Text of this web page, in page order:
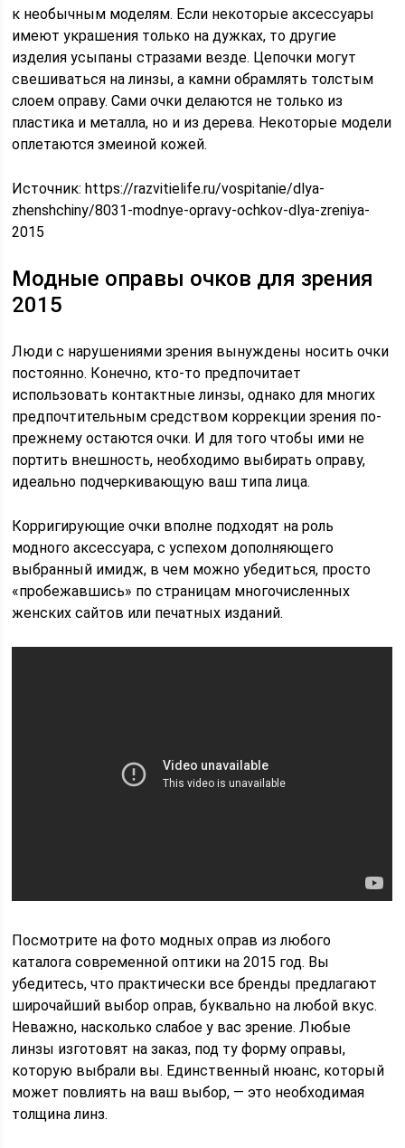
к необычным моделям. Если некоторые аксессуары
имеют украшения только на дужках, то другие
изделия усыпаны стразами везде. Цепочки могут
свешиваться на линзы, а камни обрамлять толстым
слоем оправу. Сами очки делаются не только из
пластика и металла, но и из дерева. Некоторые модели
оплетаются змеиной кожей.
Источник:https://razvitielife.ru/vospitanie/dlya-
zhenshchiny/8031-modnye-opravy-ochkov-dlya-zreniya-
2015
Модные оправы очков для зрения
2015
Люди с нарушениями зрения вынуждены носить очки
постоянно. Конечно, кто-то предпочитает
использовать контактные линзы, однако для многих
предпочтительным средством коррекции зрения по-
прежнему остаются очки. И для того чтобы ими не
портить внешность, необходимо выбирать оправу,
идеально подчеркивающую ваш типа лица.
Корригирующие очки вполне подходят на роль
модного аксессуара, с успехом дополняющего
выбранный имидж, в чем можно убедиться, просто
«пробежавшись» по страницам многочисленных
женских сайтов или печатных изданий.
Посмотрите на фото модных оправ из любого
каталога современной оптики на 2015 год. Вы
убедитесь, что практически все бренды предлагают
широчайший выбор оправ, буквально на любой вкус.
Неважно, насколько слабое у вас зрение. Любые
линзы изготовят на заказ, под ту форму оправы,
которую выбрали вы. Единственный нюанс, который
может повлиять на ваш выбор, — это необходимая
толщина линз.